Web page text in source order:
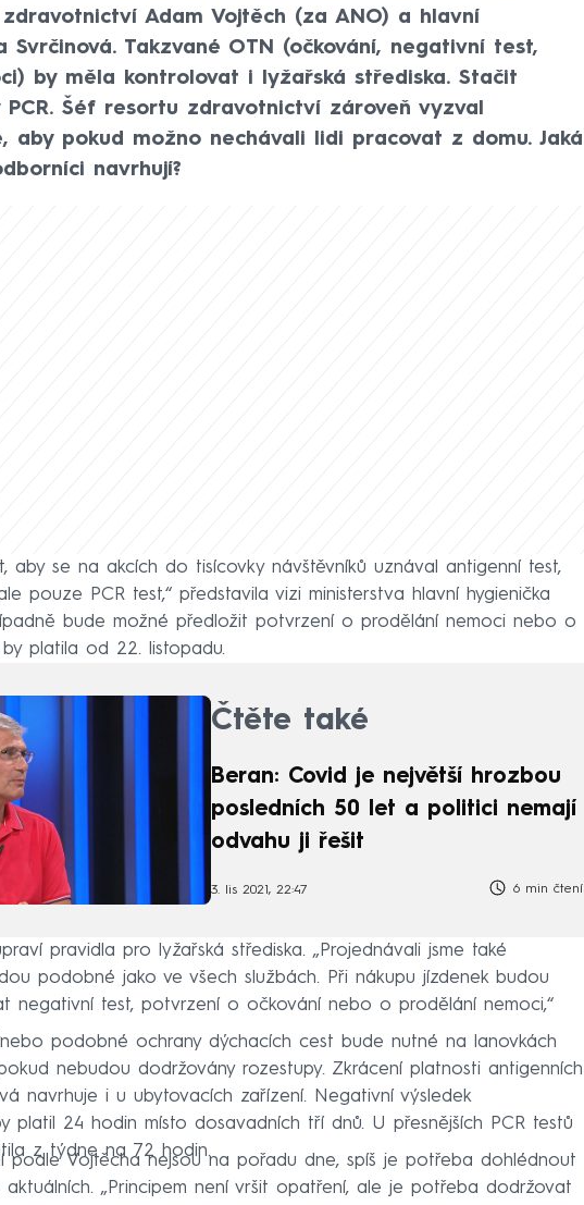
Adam Vojtěch (za ANO) a hlavní
Svrčinová. Takzvané OTN (očkování, negativní test,
by měla kontrolovat i lyžařská střediska. Stačit
Šéf resortu zdravotnictví zároveň vyzval
aby pokud možno nechávali lidi pracovat z domu. Jaká
navrhují?
aby se na akcích do tisícovky návštěvníků uznával antigenní test,
pouze PCR test,“ představila vizi ministerstva hlavní hygienička
bude možné předložit potvrzení o prodělání nemoci nebo o
platila od 22. listopadu.
Čtěte také
Beran: Covid je největší hrozbou
posledních 50 let a politici nemají
odvahu ji řešit
3. lis 2021, 22:47 6 min čtení
pravidla pro lyžařská střediska. „Projednávali jsme také
podobné jako ve všech službách. Při nákupu jízdenek budou
negativní test, potvrzení o očkování nebo o prodělání nemoci,“
podobné ochrany dýchacích cest bude nutné na lanovkách
nebudou dodržovány rozestupy. Zkrácení platnosti antigenních
navrhuje i u ubytovacích zařízení. Negativní výsledek
platil 24 hodin místo dosavadních tří dnů. U přesnějších PCR testů
z týdne na 72 hodin.
podle Vojtěcha nejsou na pořadu dne, spíš je potřeba dohlédnout
„Principem není vršit opatření, ale je potřeba dodržovat